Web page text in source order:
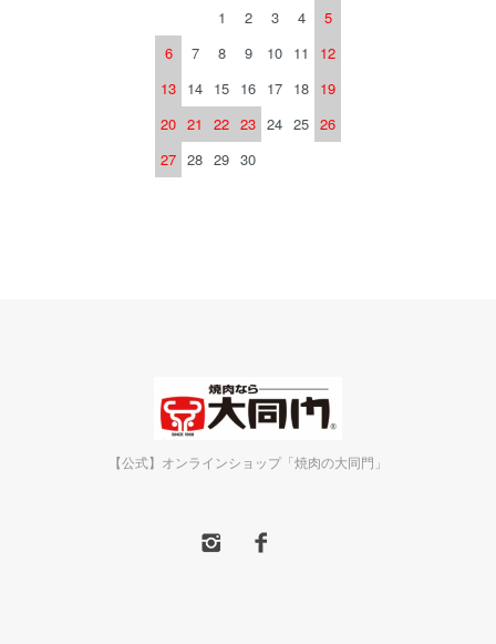
1
2 3 4
5
6
7 8 9 10 11
12
13 14 15 16 17 18 19
20 21 22 23 24 25 26
27 28 29 30
【公式】オンラインショップ「焼肉の大同門」